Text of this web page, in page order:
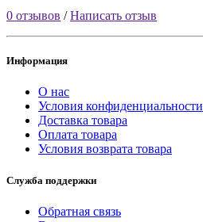
0 отзывов /Написать отзыв
Информация
О нас
Условия конфиденциальности
Доставка товара
Оплата товара
Условия возврата товара
Служба поддержки
Обратная связь